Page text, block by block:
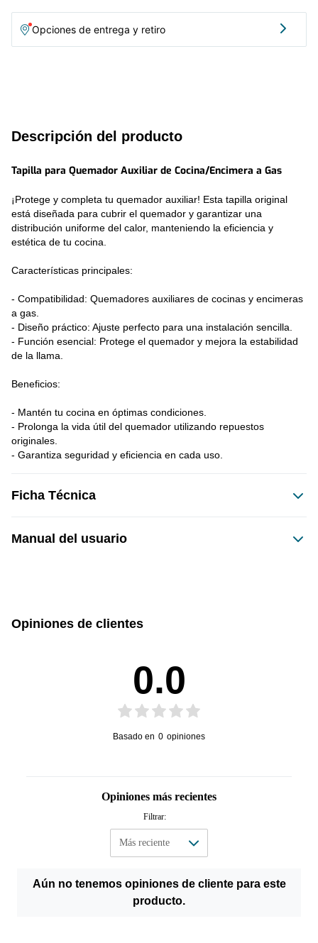
de la llama.
Beneficios:
Opciones de entrega y retiro
Descripción del producto
Tapilla para Quemador Auxiliar de Cocina/Encimera a Gas
¡Protege y completa tu quemador auxiliar! Esta tapilla original
está diseñada para cubrir el quemador y garantizar una
distribución uniforme del calor, manteniendo la eficiencia y
estética de tu cocina.
Características principales:
- Compatibilidad: Quemadores auxiliares de cocinas y encimeras
a gas.
- Diseño práctico: Ajuste perfecto para una instalación sencilla.
- Función esencial: Protege el quemador y mejora la estabilidad
de la llama.
Beneficios:
- Mantén tu cocina en óptimas condiciones.
- Prolonga la vida útil del quemador utilizando repuestos
originales.
- Garantiza seguridad y eficiencia en cada uso.
Ficha Técnica
Alto
Manual del usuario
Opiniones de clientes
0.0
Basado en 0 opiniones
Opiniones más recientes
Filtrar:
Aún no tenemos opiniones de cliente para este
producto.